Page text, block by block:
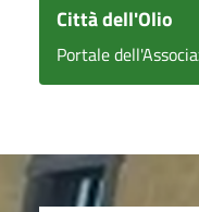
Città dell'Olio
Portale